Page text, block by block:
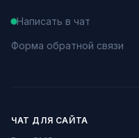
Написать в чат
Форма обратной связи
ЧАТ ДЛЯ САЙТА